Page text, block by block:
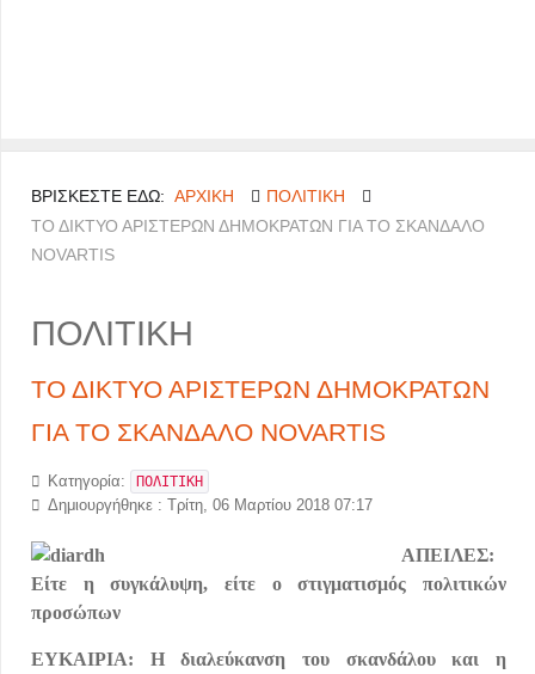
ΒΡΊΣΚΕΣΤΕ ΕΔΏ: ΑΡΧΙΚΉ
ΠΟΛΙΤΙΚΗ
ΤΟ ΔΙΚΤΥΟ ΑΡΙΣΤΕΡΩΝ ΔΗΜΟΚΡΑΤΩΝ ΓΙΑ ΤΟ ΣΚΑΝΔΑΛΟ
NOVARTIS
ΠΟΛΙΤΙΚΗ
ΤΟ ΔΙΚΤΥΟ ΑΡΙΣΤΕΡΩΝ ΔΗΜΟΚΡΑΤΩΝ
ΓΙΑ ΤΟ ΣΚΑΝΔΑΛΟ NOVARTIS
Κατηγορία:
ΠΟΛΙΤΙΚΗ
Δημιουργήθηκε : Τρίτη, 06 Μαρτίου 2018 07:17
ΑΠΕΙΛΕΣ:
Είτε η συγκάλυψη, είτε ο στιγματισμός πολιτικών
προσώπων
ΕΥΚΑΙΡΙΑ: Η διαλεύκανση του σκανδάλου και η